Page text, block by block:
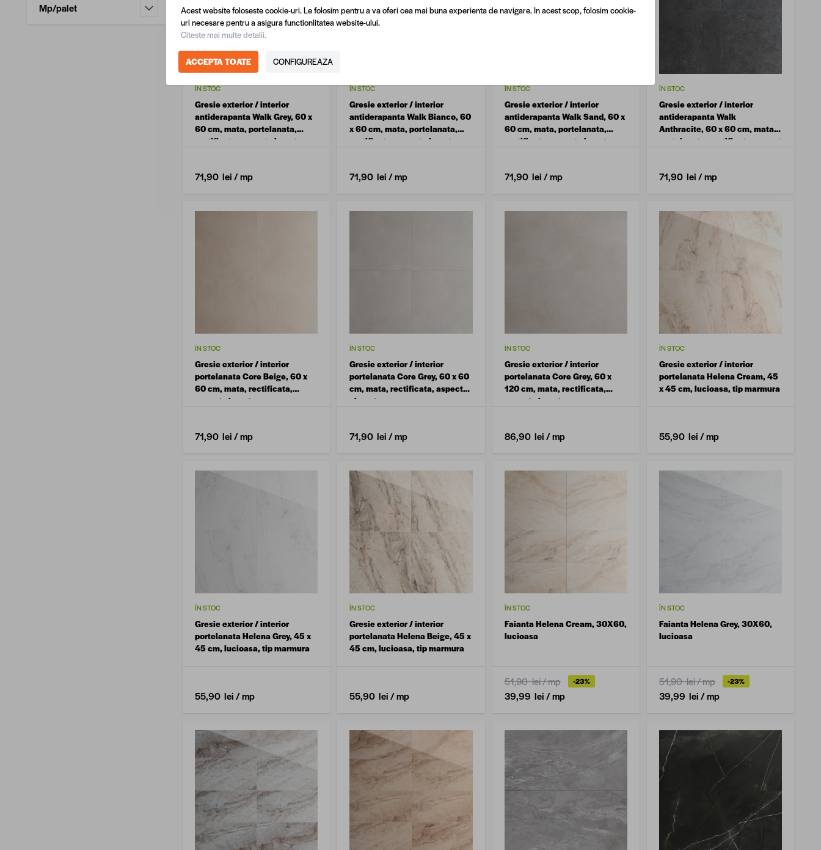
Mp/palet
ÎN STOC
Gresie exterior / interior
antiderapanta Walk Grey, 60 x
60 cm, mata, portelanata,
rectificata, aspect ciment
71,90 lei/ mp
ÎN STOC
Gresie exterior / interior
antiderapanta Walk Bianco, 60
x 60 cm, mata, portelanata,
rectificata, aspect ciment
71,90 lei/ mp
ÎN STOC
Gresie exterior / interior
antiderapanta Walk Sand, 60 x
60 cm, mata, portelanata,
rectificata, aspect ciment
71,90 lei/ mp
ÎN STOC
Gresie exterior / interior
antiderapanta Walk
Anthracite, 60 x 60 cm, mata,
portelanata, rectificata, aspect
71,90 lei/ mp
ÎN STOC
Gresie exterior / interior
portelanata Core Beige, 60 x
60 cm, mata, rectificata,
aspect ciment
71,90 lei/ mp
ÎN STOC
Gresie exterior / interior
portelanata Core Grey, 60 x 60
cm, mata, rectificata, aspect
ciment
71,90 lei/ mp
ÎN STOC
Gresie exterior / interior
portelanata Core Grey, 60 x
120 cm, mata, rectificata,
aspect ciment
86,90 lei/ mp
ÎN STOC
Gresie exterior / interior
portelanata Helena Cream, 45
x 45 cm, lucioasa, tip marmura
55,90 lei/ mp
ÎN STOC
Gresie exterior / interior
portelanata Helena Grey, 45 x
45 cm, lucioasa, tip marmura
55,90 lei/ mp
ÎN STOC
Gresie exterior / interior
portelanata Helena Beige, 45 x
45 cm, lucioasa, tip marmura
55,90 lei/ mp
ÎN STOC
Faianta Helena Cream, 30X60,
lucioasa
51,90 lei/ mp -23%
39,99 lei/ mp
ÎN STOC
Faianta Helena Grey, 30X60,
lucioasa
51,90 lei/ mp -23%
39,99 lei/ mp
Acest website foloseste cookie-uri. Le folosim pentru a va oferi cea mai buna experienta de navigare. In acest scop, folosim cookie-
uri necesare pentru a asigura functionlitatea website-ului.
Citeste mai multe detalii.
ACCEPTA TOATE CONFIGUREAZA